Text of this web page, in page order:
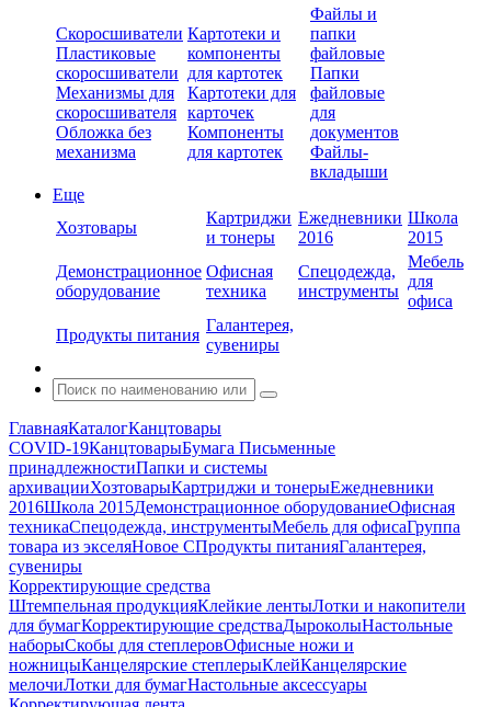
Скоросшиватели
Пластиковые
скоросшиватели
Механизмы для
скоросшивателя
Обложка без
механизма
Картотеки и
компоненты
для картотек
Картотеки для
карточек
Компоненты
для картотек
Файлы и
папки
файловые
Папки
файловые
для
документов
Файлы-
вкладыши
Еще
Хозтовары
Картриджи
и тонеры
Ежедневники
2016
Школа
2015
Демонстрационное
оборудование
Офисная
техника
Спецодежда,
инструменты
Мебель
для
офиса
Продукты питания
Галантерея,
сувениры
ГлавнаяКаталогКанцтовары
COVID-19КанцтоварыБумага Письменные
принадлежностиПапки и системы
архивацииХозтоварыКартриджи и тонерыЕжедневники
2016Школа 2015Демонстрационное оборудованиеОфисная
техникаСпецодежда, инструментыМебель для офисаГруппа
товара из экселяНовое СПродукты питанияГалантерея,
сувениры
Корректирующие средства
Штемпельная продукцияКлейкие лентыЛотки и накопители
для бумагКорректирующие средстваДыроколыНастольные
наборыСкобы для степлеровОфисные ножи и
ножницыКанцелярские степлерыКлейКанцелярские
мелочиЛотки для бумагНастольные аксессуары